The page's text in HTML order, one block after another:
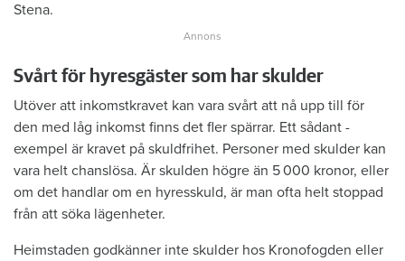
Stena.
Svårt för hyresgäster som har skulder
Utöver att inkomstkravet kan vara svårt att nå upp till för
den med låg inkomst finns det fler spärrar. Ett sådant ­
exempel är kravet på skuldfrihet. ­Personer med skulder kan
vara helt chanslösa. Är ­skulden högre än 5 000 kronor, ­eller
om det handlar om en hyresskuld, är man ofta helt stoppad
från att söka ­lägenheter.
Heimstaden godkänner inte skulder hos Kronofogden eller